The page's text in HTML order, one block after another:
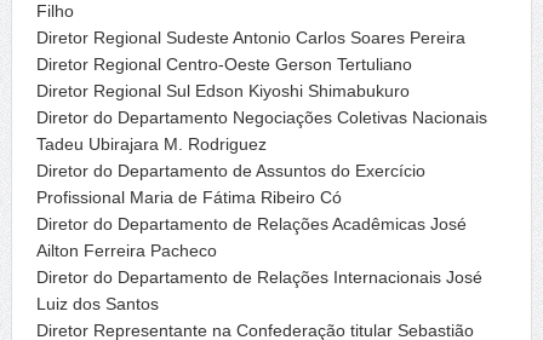
Filho
Diretor Regional Sudeste Antonio Carlos Soares Pereira
Diretor Regional Centro-Oeste Gerson Tertuliano
Diretor Regional Sul Edson Kiyoshi Shimabukuro
Diretor do Departamento Negociações Coletivas Nacionais
Tadeu Ubirajara M. Rodriguez
Diretor do Departamento de Assuntos do Exercício
Profissional Maria de Fátima Ribeiro Có
Diretor do Departamento de Relações Acadêmicas José
Ailton Ferreira Pacheco
Diretor do Departamento de Relações Internacionais José
Luiz dos Santos
Diretor Representante na Confederação titular Sebastião